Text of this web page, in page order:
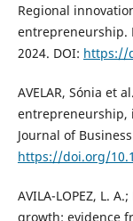
Regional
entrepreneurship.
2024. DOI: https://
AVELAR, Sónia et
entrepreneurship,
Journal of
https://doi.org/
AVILA-LOPEZ, L.
growth: evidence